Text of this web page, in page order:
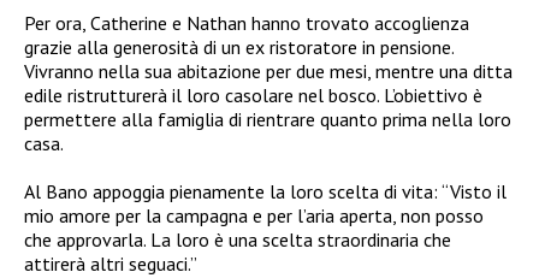
Per ora, Catherine e Nathan hanno trovato accoglienza
grazie alla generosità di un ex ristoratore in pensione.
Vivranno nella sua abitazione per due mesi, mentre una ditta
edile ristrutturerà il loro casolare nel bosco. L’obiettivo è
permettere alla famiglia di rientrare quanto prima nella loro
casa.
Al Bano appoggia pienamente la loro scelta di vita: “Visto il
mio amore per la campagna e per l’aria aperta, non posso
che approvarla. La loro è una scelta straordinaria che
attirerà altri seguaci.”